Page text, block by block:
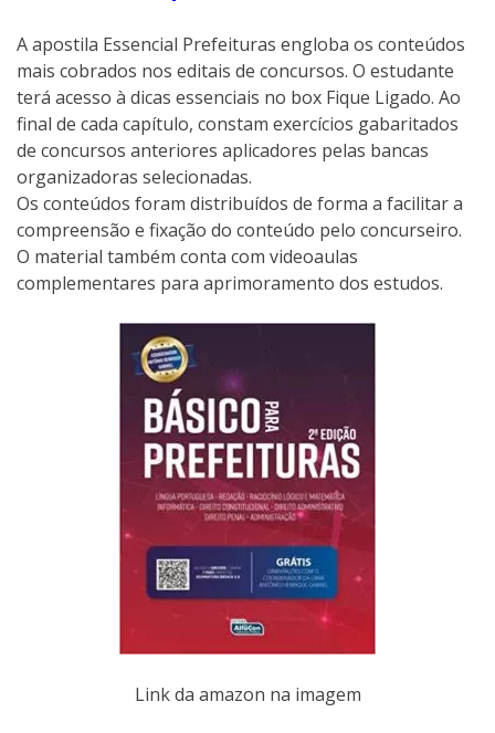
A apostila Essencial Prefeituras engloba os conteúdos
mais cobrados nos editais de concursos. O estudante
terá acesso à dicas essenciais no box Fique Ligado. Ao
final de cada capítulo, constam exercícios gabaritados
de concursos anteriores aplicadores pelas bancas
organizadoras selecionadas.
Os conteúdos foram distribuídos de forma a facilitar a
compreensão e fixação do conteúdo pelo concurseiro.
O material também conta com videoaulas
complementares para aprimoramento dos estudos.
Link da amazon na imagem